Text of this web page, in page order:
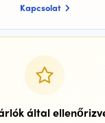
Kapcsolat
által